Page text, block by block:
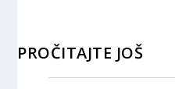
PROČITAJTE JOŠ